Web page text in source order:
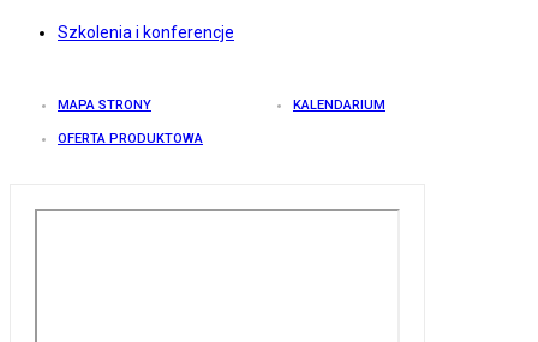
Szkolenia i konferencje
MAPA STRONY KALENDARIUM
OFERTA PRODUKTOWA